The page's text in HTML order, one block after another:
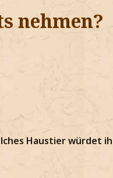
nehmen?
Haustier würdet